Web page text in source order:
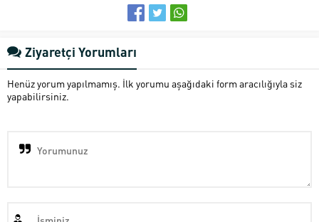
Ziyaretçi Yorumları
Henüz yorum yapılmamış. İlk yorumu aşağıdaki form aracılığıyla siz
yapabilirsiniz.